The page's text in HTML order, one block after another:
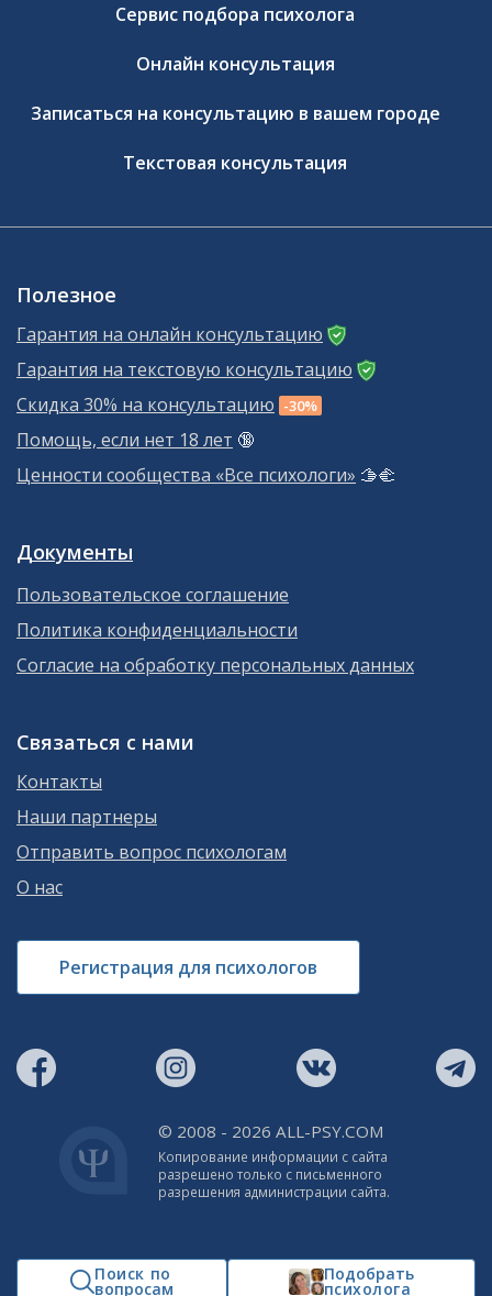
Поиск по
вопросам
Подобрать
психолога
Сервис подбора психолога
Онлайн консультация
Записаться на консультацию в вашем городе
Текстовая консультация
Полезное
Гарантия на онлайн консультацию
Гарантия на текстовую консультацию
Скидка 30% на консультацию -30%
Помощь, если нет 18 лет 🔞
Ценности сообщества «Все психологи» 🫱‍🫲
Документы
Пользовательское соглашение
Политика конфиденциальности
Согласие на обработку персональных данных
Связаться с нами
Контакты
Наши партнеры
Отправить вопрос психологам
О нас
Регистрация для психологов
© 2008 - 2026 ALL-PSY.COM
Копирование информации с сайта
разрешено только с письменного
разрешения администрации сайта.